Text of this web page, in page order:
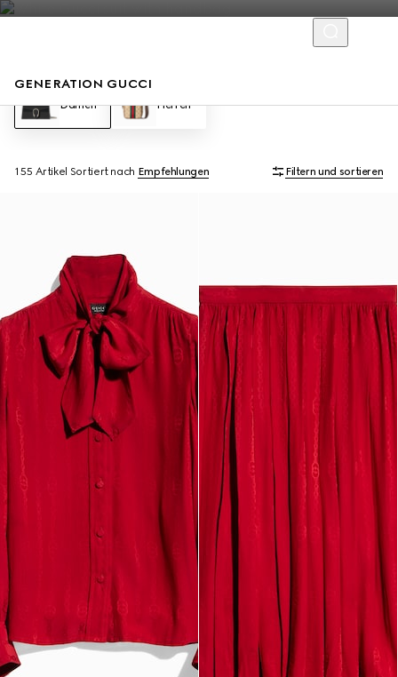
GENERATION GUCCI
Damen Herren
155 Artikel Sortiert nach Empfehlungen Filtern und sortieren